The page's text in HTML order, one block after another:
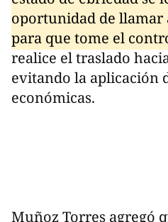
oportunidad de
para que tome el
realice el traslado
evitando la aplicación
económicas.
Muñoz Torres agregó